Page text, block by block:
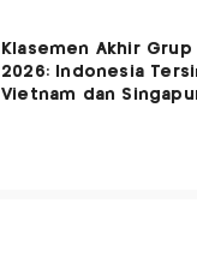
Klasemen Akhir Grup
2026: Indonesia
Vietnam dan